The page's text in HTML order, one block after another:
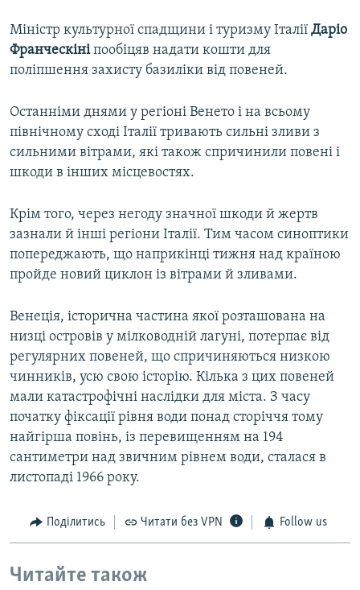
Міністр культурної спадщини і туризму Італії Даріо
Франческініпообіцяв надати кошти для
поліпшення захисту базиліки від повеней.
Останніми днями у регіоні Венето і на всьому
північному сході Італії тривають сильні зливи з
сильними вітрами, які також спричинили повені і
шкоди в інших місцевостях.
Крім того, через негоду значної шкоди й жертв
зазнали й інші регіони Італії. Тим часом синоптики
попереджають, що наприкінці тижня над країною
пройде новий циклон із вітрами й зливами.
Венеція, історична частина якої розташована на
низці островів у мілководній лагуні, потерпає від
регулярних повеней, що спричиняються низкою
чинників, усю свою історію. Кілька з цих повеней
мали катастрофічні наслідки для міста. З часу
початку фіксації рівня води понад сторіччя тому
найгірша повінь, із перевищенням на 194
сантиметри над звичним рівнем води, сталася в
листопаді 1966 року.
Поділитись Читати без VPN Follow us
Читайте також